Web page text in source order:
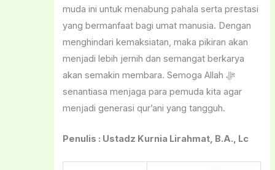
muda ini untuk menabung pahala serta prestasi
yang bermanfaat bagi umat manusia. Dengan
menghindari kemaksiatan, maka pikiran akan
menjadi lebih jernih dan semangat berkarya
akan semakin membara. Semoga Allah ﷻ
senantiasa menjaga para pemuda kita agar
menjadi generasi qur’ani yang tangguh.
Penulis : Ustadz Kurnia Lirahmat, B.A., Lc